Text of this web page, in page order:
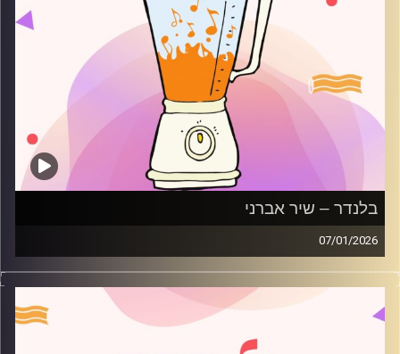
בלנדר – שיר אברני
07/01/2026
מוזיקה רגועה לפתוח איתה את הבוקר בהגשת שיר אברני
קרדיט תמונות:
AudioVersity